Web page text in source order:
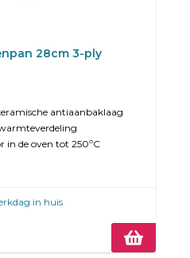
28cm 3-ply
antiaanbaklaag
in de oven tot 250ºC
in huis